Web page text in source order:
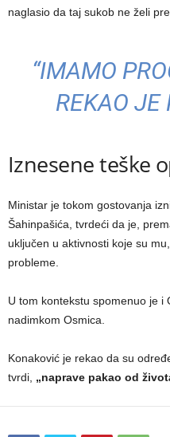
naglasio da taj sukob ne želi
“IMAMO
REKAO JE
Iznesene teške
Ministar je tokom gostovanja
Šahinpašića, tvrdeći da je,
uključen u aktivnosti koje su
probleme.
U tom kontekstu spomenuo je i
nadimkom Osmica.
Konaković je rekao da su
tvrdi, „naprave pakao od